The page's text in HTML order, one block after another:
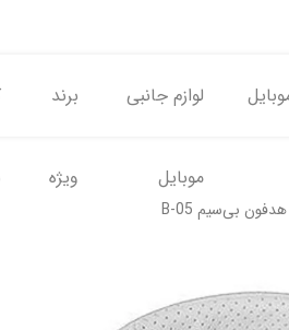
لوازم جانبی
موبایل
برند
ویژه
هدفون بی‌سیم B-05